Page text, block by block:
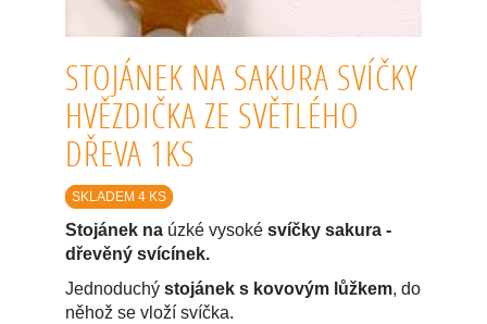
STOJÁNEK NA SAKURA SVÍČKY
HVĚZDIČKA ZE SVĚTLÉHO
DŘEVA 1KS
SKLADEM 4 KS
Stojánek na úzké vysoké svíčky sakura -
dřevěný svícínek.
Jednoduchý stojánek s kovovým lůžkem, do
něhož se vloží svíčka.